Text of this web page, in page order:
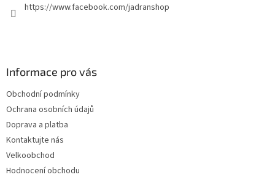
https://www.facebook.com/jadranshop
Informace pro vás
Obchodní podmínky
Ochrana osobních údajů
Doprava a platba
Kontaktujte nás
Velkoobchod
Hodnocení obchodu